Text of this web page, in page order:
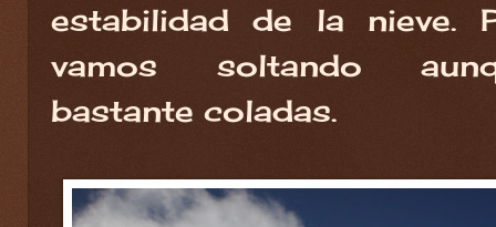
estabilidad de la nieve.
vamos soltando
bastante coladas.